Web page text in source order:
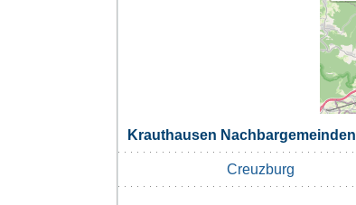
Krauthausen Nachbargemeinden
Creuzburg